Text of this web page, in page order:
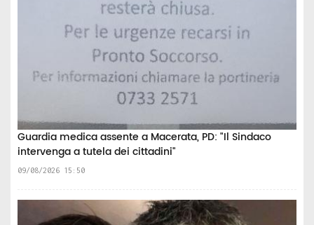
Guardia medica assente a Macerata, PD: "Il Sindaco
intervenga a tutela dei cittadini"
09/08/2026 15:50